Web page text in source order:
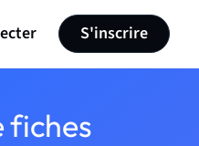
S'inscrire
fiches